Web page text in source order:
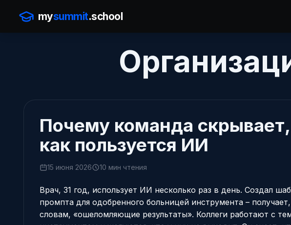
mysummit.school
Почему команда скрывает,
как пользуется ИИ
15 июня 2026 10 мин чтения
Врач, 31 год, использует ИИ несколько раз в день. Создал
промпта для одобренного больницей инструмента –
словам, «ошеломляющие результаты». Коллеги работают с